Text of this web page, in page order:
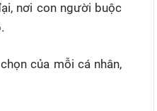
nơi con người buộc
của mỗi cá nhân,